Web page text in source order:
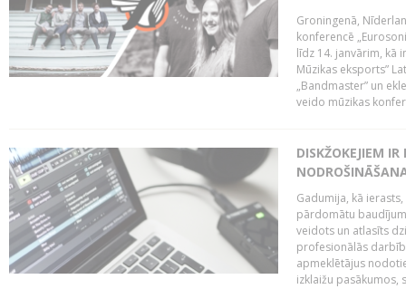
Groningenā,
konferencē
līdz 14. janvārim, kā
Mūzikas eksports”
„Bandmaster” un
veido mūzikas
DISKŽOKEJIEM
Gadumija, kā
pārdomātu
veidots un atlasīts
profesionālās
apmeklētājus
izklaižu pasākumos,